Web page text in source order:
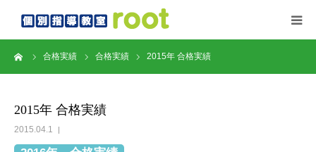
合格実績 合格実績 2015年 合格実績
2015年 合格実績
2015.04.1
るーとについて